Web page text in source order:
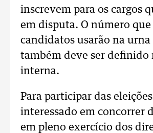
inscrevem para os cargos
em disputa. O número que
candidatos usarão na
também deve ser definido
interna.
Para participar das
interessado em concorrer
em pleno exercício dos